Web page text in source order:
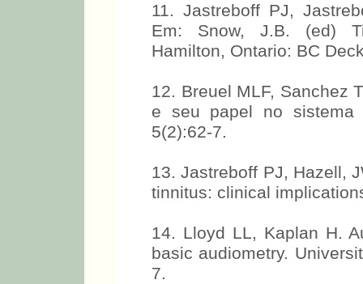
11. Jastreboff PJ,
Em: Snow, J.B. (ed)
Hamilton, Ontario: BC
12. Breuel MLF, Sanchez
e seu papel no sistema
5(2):62-7.
13. Jastreboff PJ, Hazell,
tinnitus: clinical
14. Lloyd LL, Kaplan H.
basic audiometry.
7.